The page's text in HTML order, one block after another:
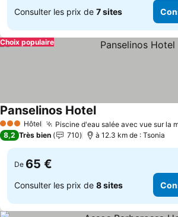
Consulter les prix de 7 sites
Choix populaire
3 ÉtoilesHôtel Piscine d'eau salée avec vue sur la
Panselinos Hotel
8,2 Très bien 710 à 12.3 km de : Tsonia
De 65 €
Consulter les prix de 8 sites